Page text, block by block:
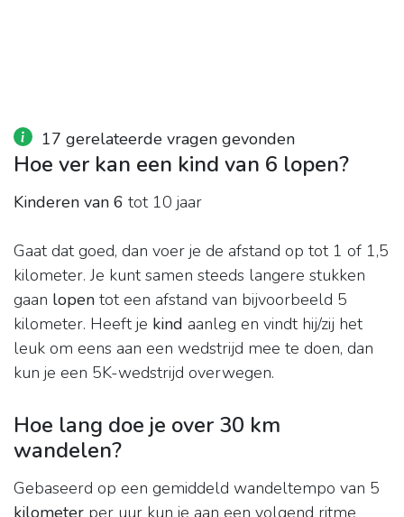
17 gerelateerde vragen gevonden
Hoe ver kan een kind van 6 lopen?
Kinderen van 6 tot 10 jaar
Gaat dat goed, dan voer je de afstand op tot 1 of 1,5
kilometer. Je kunt samen steeds langere stukken
gaan lopen tot een afstand van bijvoorbeeld 5
kilometer. Heeft je kind aanleg en vindt hij/zij het
leuk om eens aan een wedstrijd mee te doen, dan
kun je een 5K-wedstrijd overwegen.
Hoe lang doe je over 30 km
wandelen?
Gebaseerd op een gemiddeld wandeltempo van 5
kilometer per uur kun je aan een volgend ritme